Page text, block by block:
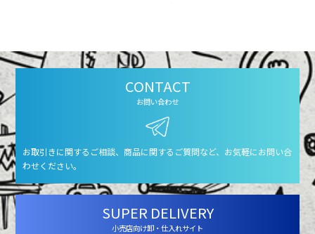
CONTACT
お問い合わせ
お取引きに関するご相談、商品に関するご質問など、お気軽にお問い合
わせください。
SUPER DELIVERY
小売店向け卸・仕入れサイト